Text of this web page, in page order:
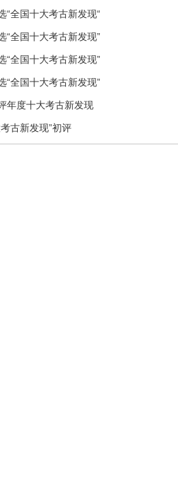
“全国十大考古新发现“
“全国十大考古新发现”
“全国十大考古新发现”
“全国十大考古新发现”
年度十大考古新发现
古新发现”初评